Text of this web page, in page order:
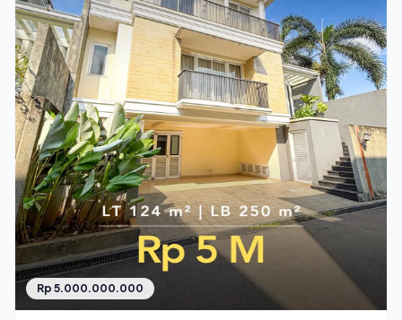
Rp 5.000.000.000